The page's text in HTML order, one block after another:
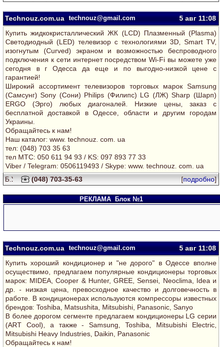
Technouz.com.ua technouz@gmail.com 5 авг11:08
Купить жидкокристаллический ЖК (LCD) Плазменный (Plasma)
Светодиодный (LED) телевизор с технологиями 3D, Smart TV,
изогнутым (Curved) экраном и возможностью беспроводного
подключения к сети интернет посредством Wi-Fi вы можете уже
сегодня в г Одесса да еще и по выгодно-низкой цене c
гарантией!
Широкий ассортимент телевизоров торговых марок Samsung
(Самсунг) Sony (Сони) Philips (Филипс) LG (ЛЖ) Sharp (Шарп)
ERGO (Эрго) любых диагоналей. Низкие цены, заказ с
бесплатной доставкой в Одессе, области и другим городам
Украины.
Обращайтесь к нам!
Наш каталог: www. technouz. com. ua
тел: (048) 703 35 63
тел MTC: 050 611 94 93 / KS: 097 893 77 33
Viber / Telegram: 0506119493 / Skype: www. technouz. com. ua
(048) 703-35-63
[подробно]
РЕКЛАМА Блок №1
Technouz.com.ua technouz@gmail.com 5 авг11:08
Купить хороший кондиционер и "не дорого" в Одессе вполне
осуществимо, предлагаем популярные кондиционеры торговых
марок: MIDEA, Cooper & Hunter, GREE, Sensei, Neoclima, Idea и
др. - низкая цена, превосходное качество и долговечность в
работе. В кондиционерах используются компрессоры известных
брендов: Toshiba, Matsushita, Mitsubishi, Panasonic, Sanyo
В более дорогом сегменте предлагаем кондиционеры LG серии
(ART Cool), а также - Samsung, Toshiba, Mitsubishi Electric,
Mitsubishi Heavy Industries, Daikin, Panasonic
Обращайтесь к нам!